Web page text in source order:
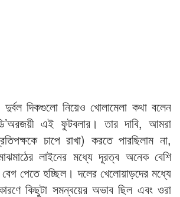
দুর্বল দিকগুলো নিয়েও খোলামেলা কথা বলেন
এই ফুটবলার। তার দাবি, আমরা
চাপে রাখা) করতে পারছিলাম না,
লাইনের মধ্যে দূরত্ব অনেক বেশি
পেতে হচ্ছিল। দলের খেলোয়াড়দের মধ্যে
কিছুটা সমন্বয়ের অভাব ছিল এবং ওরা